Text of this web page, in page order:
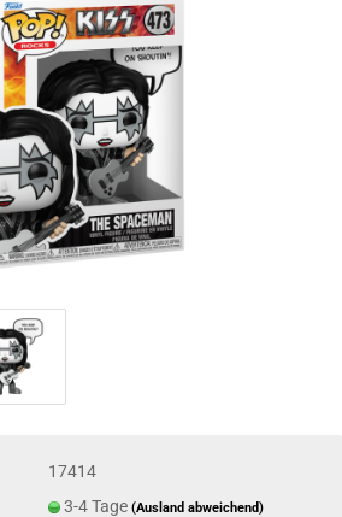
17414
3-4 Tage(Ausland abweichend)